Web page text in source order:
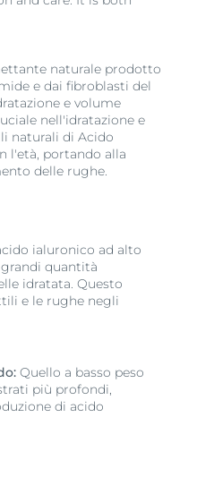
naturale prodotto
e dai fibroblasti del
e volume
nell'idratazione e
naturali di Acido
l'età, portando alla
delle rughe.
ialuronico ad alto
quantità
idratata. Questo
e le rughe negli
Quello a basso peso
più profondi,
di acido